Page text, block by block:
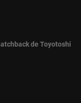
de Toyotoshi